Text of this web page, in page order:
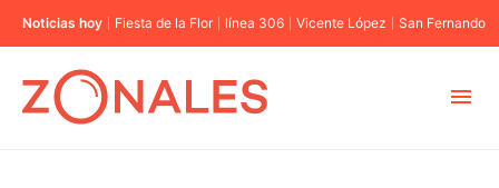
Noticias hoy Fiesta de la Flor línea 306 Vicente López San Fernando